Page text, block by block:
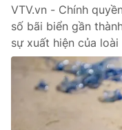
VTV.vn - Chính
số bãi biển gần
sự xuất hiện của